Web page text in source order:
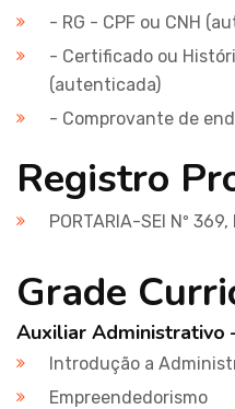
- RG - CPF ou CNH
- Certificado ou
(autenticada)
- Comprovante de
Registro
PORTARIA-SEI Nº
Grade
Auxiliar Administrativo
Introdução a
Empreendedorismo